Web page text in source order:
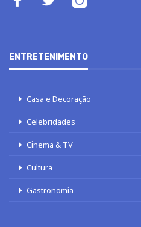
ENTRETENIMENTO
Casa e Decoração
Celebridades
Cinema & TV
Cultura
Gastronomia